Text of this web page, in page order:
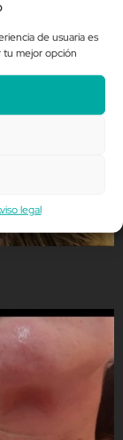
de usuaria es
tu mejor opción
legal